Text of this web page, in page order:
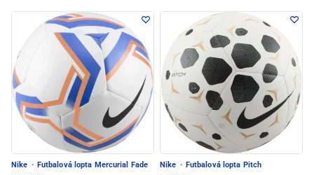
Nike · Futbalová lopta Mercurial Fade Nike · Futbalová lopta Pitch